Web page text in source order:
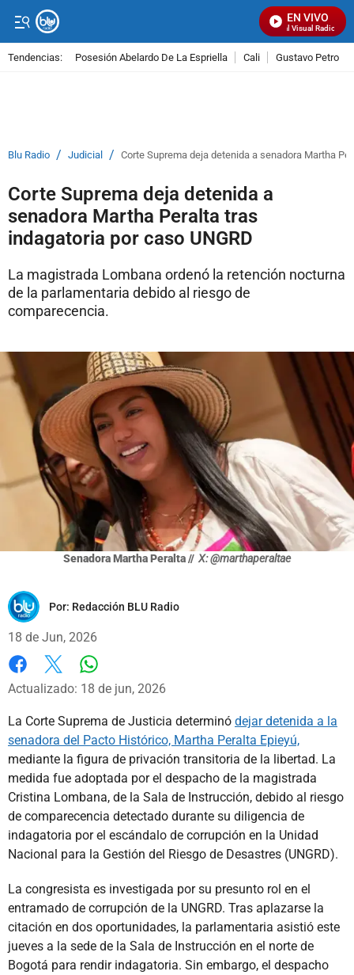
EN VIVO
Señal Visual Radio
Tendencias: Posesión Abelardo De La Espriella Cali Gustavo Petro
Blu Radio / Judicial / Corte Suprema deja detenida a senadora Martha
Corte Suprema deja detenida a
senadora Martha Peralta tras
indagatoria por caso UNGRD
La magistrada Lombana ordenó la retención nocturna
de la parlamentaria debido al riesgo de
comparecencia.
Senadora Martha Peralta // X: @marthaperaltae
Por: Redacción BLU Radio
18 de Jun, 2026
Facebook
X
Actualizado: 18 de jun, 2026
La Corte Suprema de Justicia determinó dejar detenida a la
senadora del Pacto Histórico, Martha Peralta Epieyú,
mediante la figura de privación transitoria de la libertad. La
medida fue adoptada por el despacho de la magistrada
Cristina Lombana, de la Sala de Instrucción, debido al riesgo
de comparecencia detectado durante su diligencia de
indagatoria por el escándalo de corrupción en la Unidad
Nacional para la Gestión del Riesgo de Desastres (UNGRD).
La congresista es investigada por su presunto rol en el
entramado de corrupción de la UNGRD. Tras aplazarse la
citación en dos oportunidades, la parlamentaria asistió este
jueves a la sede de la Sala de Instrucción en el norte de
Bogotá para rendir indagatoria. Sin embargo, el despacho